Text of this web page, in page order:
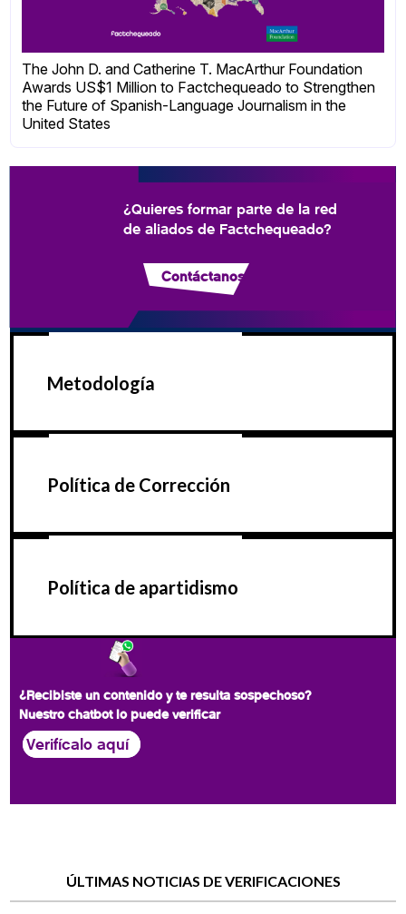
The John D. and Catherine T. MacArthur Foundation
Awards US$1 Million to Factchequeado to Strengthen
the Future of Spanish-Language Journalism in the
United States
¿Quieres formar parte de la red
de aliados de Factchequeado?
Contáctanos
Metodología
Política de Corrección
Política de apartidismo
¿Recibiste un contenido y te resulta sospechoso?
Nuestro chatbot lo puede verificar
Verifícalo aquí
ÚLTIMAS NOTICIAS DE VERIFICACIONES